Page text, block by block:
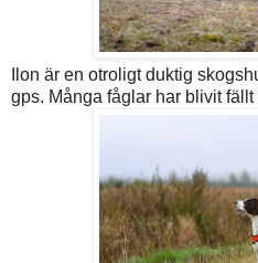
Ilon är en otroligt duktig
gps. Många fåglar har blivit fällt